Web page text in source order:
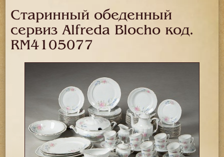
Старинный обеденный
сервиз Alfreda Blocho код.
RM4105077